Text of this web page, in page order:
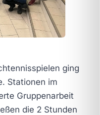
ging
Stationen im
Gruppenarbeit
die 2 Stunden